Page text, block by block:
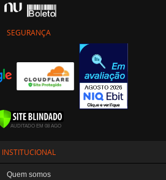
SEGURANÇA
INSTITUCIONAL
Quem somos